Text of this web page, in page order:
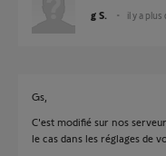
g S. il y a plus
Gs,
C'est modifié sur nos
le cas dans les réglages de